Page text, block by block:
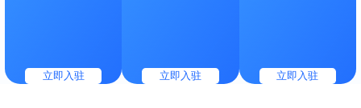
立即入驻 立即入驻 立即入驻